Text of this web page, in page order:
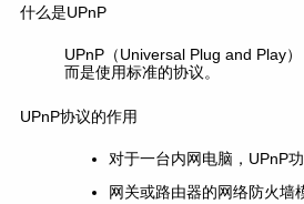
什么是UPnP
UPnP（Universal Plug and Play
而是使用标准的协议。
UPnP协议的作用
对于一台内网电脑，UPnP
网关或路由器的网络防火墙